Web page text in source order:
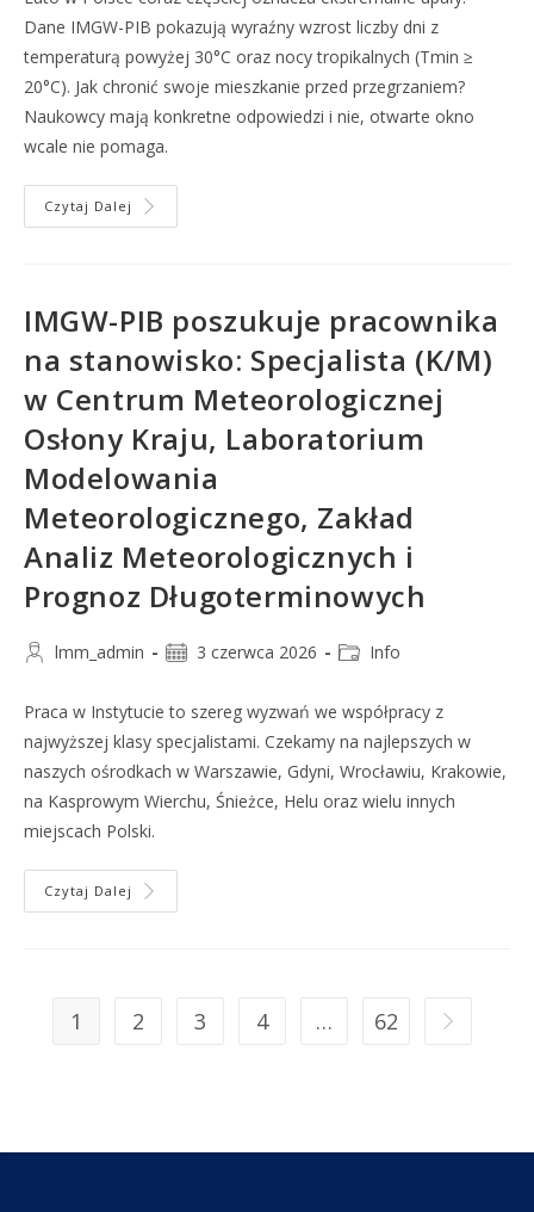
Dane IMGW-PIB pokazują wyraźny wzrost liczby dni z
temperaturą powyżej 30°C oraz nocy tropikalnych (Tmin ≥
20°C). Jak chronić swoje mieszkanie przed przegrzaniem?
Naukowcy mają konkretne odpowiedzi i nie, otwarte okno
wcale nie pomaga.
Czytaj Dalej
IMGW-PIB poszukuje pracownika
na stanowisko: Specjalista (K/M)
w Centrum Meteorologicznej
Osłony Kraju, Laboratorium
Modelowania
Meteorologicznego, Zakład
Analiz Meteorologicznych i
Prognoz Długoterminowych
lmm_admin 3 czerwca 2026 Info
Praca w Instytucie to szereg wyzwań we współpracy z
najwyższej klasy specjalistami. Czekamy na najlepszych w
naszych ośrodkach w Warszawie, Gdyni, Wrocławiu, Krakowie,
na Kasprowym Wierchu, Śnieżce, Helu oraz wielu innych
miejscach Polski.
Czytaj Dalej
1 2 3 4 … 62